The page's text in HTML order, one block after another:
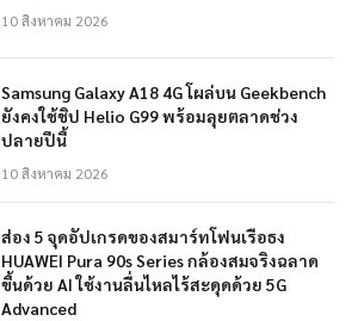
10 สิงหาคม 2026
Samsung Galaxy A18 4G โผล่บน Geekbench
ยังคงใช้ชิป Helio G99 พร้อมลุยตลาดช่วง
ปลายปีนี้
10 สิงหาคม 2026
ส่อง 5 จุดอัปเกรดของสมาร์ทโฟนเรือธง
HUAWEI Pura 90s Series กล้องสมจริงฉลาด
ขึ้นด้วย AI ใช้งานลื่นไหลไร้สะดุดด้วย 5G
Advanced